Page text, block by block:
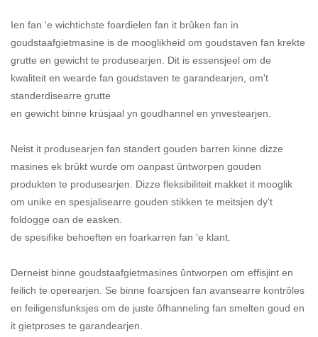
Ien fan 'e wichtichste foardielen fan it brûken fan in
goudstaafgietmasine is de mooglikheid om goudstaven fan krekte
grutte en gewicht te produsearjen. Dit is essensjeel om de
kwaliteit en wearde fan goudstaven te garandearjen, om't
standerdisearre grutte
en gewicht binne krúsjaal yn goudhannel en ynvestearjen.
Neist it produsearjen fan standert gouden barren kinne dizze
masines ek brûkt wurde om oanpast ûntworpen gouden
produkten te produsearjen. Dizze fleksibiliteit makket it mooglik
om unike en spesjalisearre gouden stikken te meitsjen dy't
foldogge oan de easken.
de spesifike behoeften en foarkarren fan 'e klant.
Derneist binne goudstaafgietmasines ûntworpen om effisjint en
feilich te operearjen. Se binne foarsjoen fan avansearre kontrôles
en feiligensfunksjes om de juste ôfhanneling fan smelten goud en
it gietproses te garandearjen.